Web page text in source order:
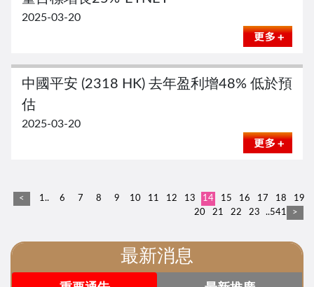
2025-03-20
中國平安 (2318 HK) 去年盈利增48% 低於預
估
2025-03-20
< 1.. 6 7 8 9 10 11 12 13 14 15 16 17 18
19
20
21 22 23 ..541 >
最新消息